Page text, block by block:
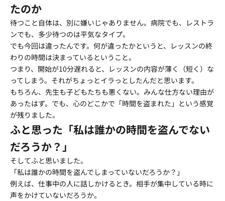
たのか
待つこと自体は、別に嫌いじゃありません。病院でも、レストラ
ンでも、多少待つのは平気なタイプ。
でも今回は違ったんです。何が違ったかというと、レッスンの終
わりの時間は決まっているということ。
つまり、開始が10分遅れると、レッスンの内容が薄く（短く）な
ってしまう。それがちょっとイラっとしたんだと思います。
もちろん、先生も子どもたちも悪くない。みんな仕方ない理由が
あったはず。でも、心のどこかで「時間を盗まれた」という感覚
が残りました。
ふと思った「私は誰かの時間を盗んでない
だろうか？」
そしてふと思いました。
「私は誰かの時間を盗んでしまっていないだろうか？」
例えば、仕事中の人に話しかけるとき。相手が集中している時に
声をかけていないだろうか。